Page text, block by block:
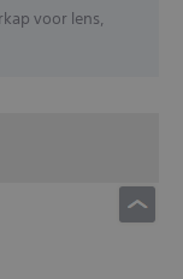
voor lens,